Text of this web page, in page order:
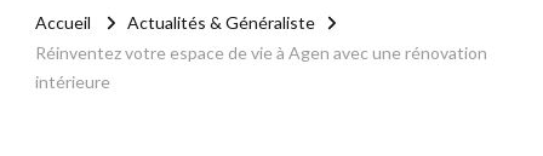
Accueil
Actualités & Généraliste
Réinventez votre espace de vie à Agen avec une rénovation
intérieure